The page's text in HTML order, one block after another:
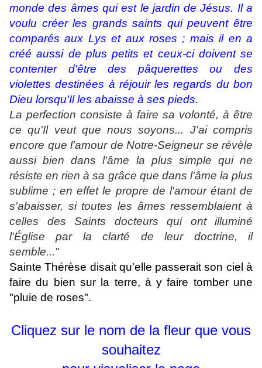
monde des âmes qui est le jardin de Jésus. Il a
voulu créer les grands saints qui peuvent être
comparés aux Lys et aux roses ; mais il en a
créé aussi de plus petits et ceux-ci doivent se
contenter d'être des pâquerettes ou des
violettes destinées à réjouir les regards du bon
Dieu lorsqu'Il les abaisse à ses pieds.
La perfection consiste à faire sa volonté, à être
ce qu'Il veut que nous soyons... J'ai compris
encore que l'amour de Notre-Seigneur se révèle
aussi bien dans l'âme la plus simple qui ne
résiste en rien à sa grâce que dans l'âme la plus
sublime ; en effet le propre de l'amour étant de
s'abaisser, si toutes les âmes ressemblaient à
celles des Saints docteurs qui ont illuminé
l'Église par la clarté de leur doctrine, il
semble..."
Sainte Thérèse disait qu'elle passerait son ciel à
faire du bien sur la terre, à y faire tomber une
"pluie de roses".
Cliquez sur le nom de la fleur que vous
souhaitez